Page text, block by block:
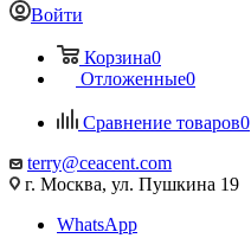
Войти
Корзина0
Отложенные0
Сравнение товаров0
terry@ceacent.com
г. Москва, ул. Пушкина 19
WhatsApp